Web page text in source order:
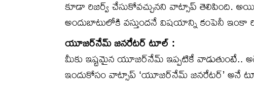
కూడా రిజర్వ్ చేసుకోవచ్చునని వాట్సాప్ తెలిపింది.
అందుబాటులోకి వస్తుందనే విషయాన్ని కంపెనీ ఇంకా
యూజర్‌నేమ్ జనరేటర్ టూల్ :
మీకు ఇష్టమైన యూజర్‌నేమ్ ఇప్పటికే వాడుతుంటే..
ఇందుకోసం వాట్సాప్ ‘యూజర్‌నేమ్ జనరేటర్’ అనే